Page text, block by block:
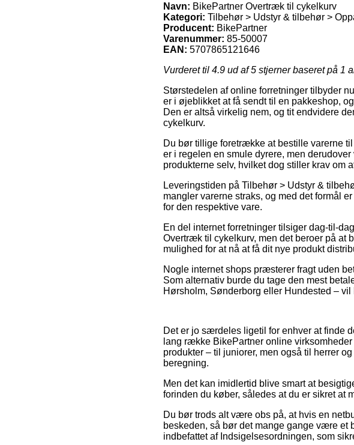
Navn: BikePartner Overtræk til cykelkurv
Kategori: Tilbehør > Udstyr & tilbehør >
Producent: BikePartner
Varenummer: 85-50007
EAN: 5707865121646
Vurderet til 4.9 ud af 5 stjerner baseret på 1
Størstedelen af online forretninger tilbyder
er i øjeblikket at få sendt til en pakkeshop,
Den er altså virkelig nem, og tit endvidere
cykelkurv.
Du bør tillige foretrække at bestille varerne
er i regelen en smule dyrere, men
produkterne selv, hvilket dog stiller krav om
Leveringstiden på Tilbehør > Udstyr &
mangler varerne straks, og med det formål
for den respektive vare.
En del internet forretninger tilsiger dag-til-
Overtræk til cykelkurv, men det beroer på at
mulighed for at nå at få dit nye produkt
Nogle internet shops præsterer fragt uden
Som alternativ burde du tage den mest
Hørsholm, Sønderborg eller Hundested –
Det er jo særdeles ligetil for enhver at finde
lang række BikePartner online
produkter – til juniorer, men også til herrer
beregning.
Men det kan imidlertid blive smart at
forinden du køber, således at du er sikret at
Du bør trods alt være obs på, at hvis en
beskeden, så bør det mange gange være
indbefattet af Indsigelsesordningen, som